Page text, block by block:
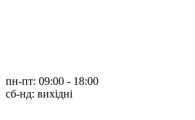
пн-пт: 09:00 - 18:00
cб-нд: вихідні